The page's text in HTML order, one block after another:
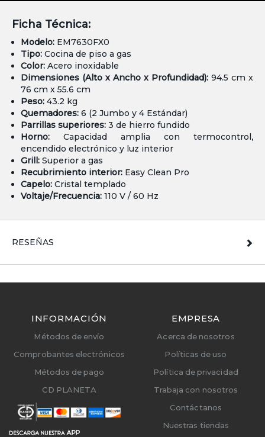
Ficha Técnica:
Modelo: EM7630FX0
Tipo: Cocina de piso a gas
Color: Acero inoxidable
Dimensiones (Alto x Ancho x Profundidad): 94.5 cm x
76 cm x 55.6 cm
Peso: 43.2 kg
Quemadores: 6 (2 Jumbo y 4 Estándar)
Parrillas superiores: 3 de hierro fundido
Horno: Capacidad amplia con termocontrol,
encendido electrónico y luz interior
Grill: Superior a gas
Recubrimiento interior: Easy Clean Pro
Capelo: Cristal templado
Voltaje/Frecuencia: 110 V / 60 Hz
RESEÑAS
INFORMACIÓN
Métodos de envío
Comprobantes electrónicos
Métodos de pago
CD PLANETA
EMPRESA
Acerca de nosotros
Políticas de uso
Política de privacidad
Trabaja con nosotros
Contáctanos
Nuestras tiendas